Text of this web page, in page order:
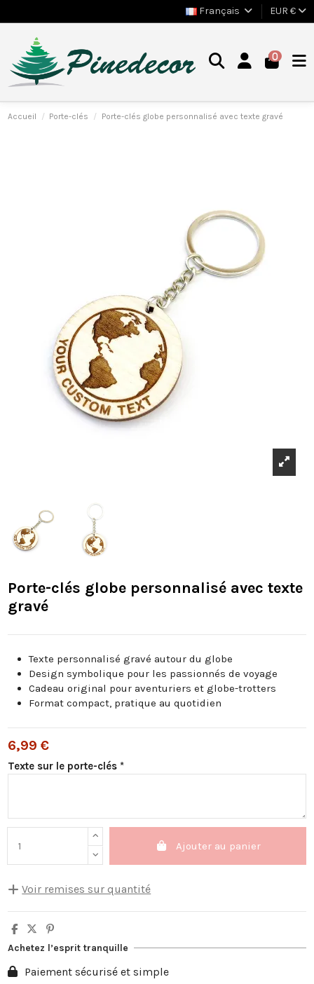
Français EUR €
0
Accueil Porte-clés Porte-clés globe personnalisé avec texte gravé
Porte-clés globe personnalisé avec texte
gravé
Texte personnalisé gravé autour du globe
Design symbolique pour les passionnés de voyage
Cadeau original pour aventuriers et globe-trotters
Format compact, pratique au quotidien
6,99 €
Texte sur le porte-clés *
Ajouter au panier
Voir remises sur quantité
Quantité Remise sur prix unitaire
Vous économisez
10
20%
Achetez l’esprit tranquille
Paiement sécurisé et simple